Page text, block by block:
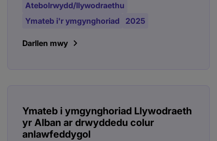
Atebolrwydd/llywodraethu
Ymateb i'r ymgynghoriad
2025
Darllen mwy
Ymateb i ymgynghoriad Llywodraeth
yr Alban ar drwyddedu colur
anlawfeddygol